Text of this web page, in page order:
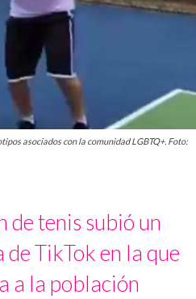
asociados con la comunidad LGBTQ+. Foto:
de tenis subió un
TikTok en la que
a la población